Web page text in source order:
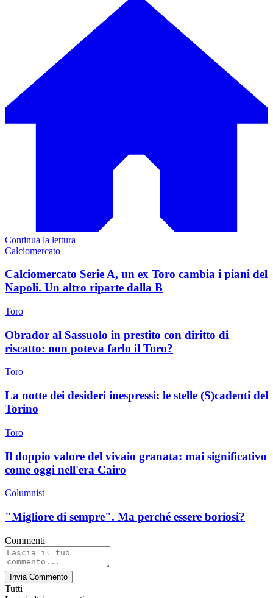
Continua la lettura
Calciomercato
Calciomercato Serie A, un ex Toro cambia i piani del
Napoli. Un altro riparte dalla B
Toro
Obrador al Sassuolo in prestito con diritto di
riscatto: non poteva farlo il Toro?
Toro
La notte dei desideri inespressi: le stelle (S)cadenti del
Torino
Toro
Il doppio valore del vivaio granata: mai significativo
come oggi nell'era Cairo
Columnist
"Migliore di sempre". Ma perché essere boriosi?
Commenti
Invia Commento
Tutti